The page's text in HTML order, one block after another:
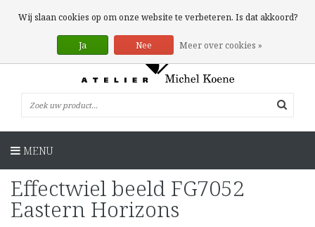
0 Artikelen
MENU
Effectwiel beeld FG7052
Eastern Horizons
Wij slaan cookies op om onze website te verbeteren. Is dat akkoord?
Ja Nee Meer over cookies »